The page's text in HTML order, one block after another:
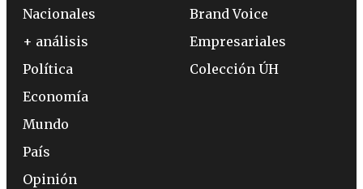
Nacionales
+ análisis
Política
Economía
Mundo
País
Opinión
Brand Voice
Empresariales
Colección ÚH